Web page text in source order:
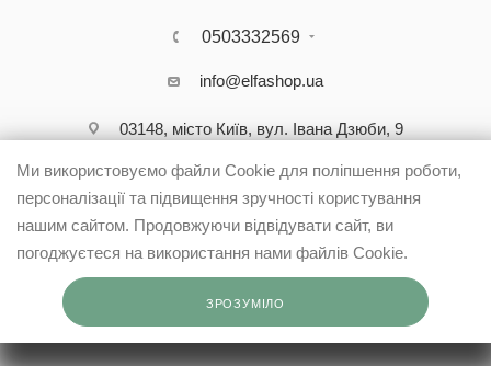
0503332569
info@elfashop.ua
03148, місто Київ, вул. Івана Дзюби, 9
Ми використовуємо файли Cookie для поліпшення роботи,
персоналізації та підвищення зручності користування
нашим сайтом. Продовжуючи відвідувати сайт, ви
погоджуєтеся на використання нами файлів Cookie.
ЗРОЗУМІЛО